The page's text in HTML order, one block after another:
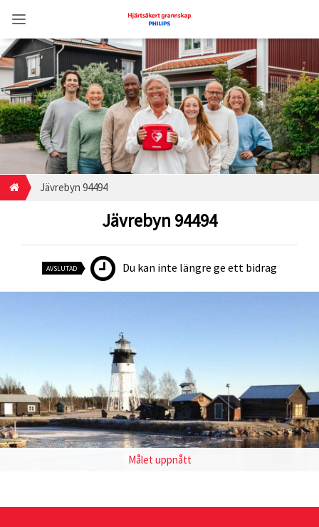
Jävrebyn 94494
Jävrebyn 94494
AVSLUTAD Du kan inte längre ge ett bidrag
Målet uppnått